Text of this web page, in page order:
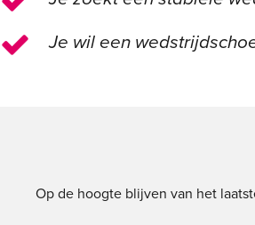
Je wil een
Op de hoogte blijven van het